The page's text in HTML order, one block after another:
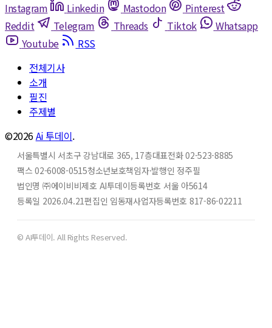
Instagram
Linkedin Mastodon
Pinterest
Reddit
Telegram Threads Tiktok
Whatsapp
Youtube
RSS
전체기사
소개
필진
주제별
©2026Ai 투데이.
서울특별시 서초구 강남대로 365, 17층대표전화 02-523-8885
팩스 02-6008-0515청소년보호책임자·발행인 정주필
법인명 ㈜에이비비제호 AI투데이등록번호 서울 아5614
등록일 2026.04.21편집인 임동재사업자등록번호 817-86-02211
© AI투데이. All Rights Reserved.